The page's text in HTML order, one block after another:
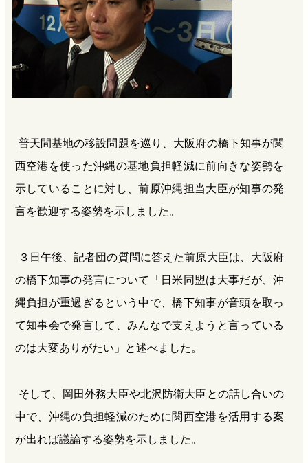
k
普天間基地の移設問題を巡り、大阪府の橋下知事が関
西空港を使った沖縄の基地負担軽減に前向きな姿勢を
示していることに対し、前原沖縄担当大臣が知事の発
言を歓迎する姿勢を示しました。
３日午後、記者団の質問に答えた前原大臣は、大阪府
の橋下知事の発言について「日米同盟は大事だが、沖
縄負担が重過ぎるという中で、橋下知事が音頭を取っ
て知事会で発言して、みんなで支えようと言っている
のは大変ありがたい」と述べました。
そして、岡田外務大臣や北沢防衛大臣との話し合いの
中で、沖縄の負担軽減のために関西空港を活用する案
が出れば議論する姿勢を示しました。